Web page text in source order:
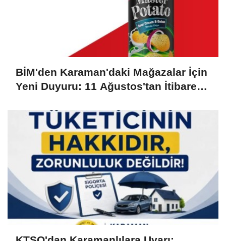
BİM'den Karaman'daki Mağazalar İçin
Yeni Duyuru: 11 Ağustos'tan İtibaren